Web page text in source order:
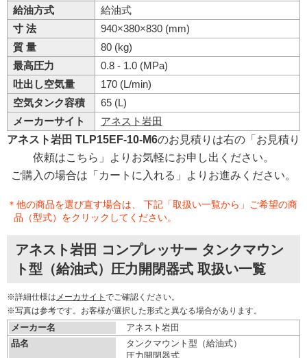
給油方式
給油式
寸 法
940×380×830 (mm)
質 量
80 (kg)
最高圧力
0.8 - 1.0 (MPa)
吐出し空気量
170 (L/min)
空気タンク容積
65 (L)
メーカーサイト
アネスト岩田
アネスト岩田 TLP15EF-10-M6のお見積りは右の「お見積り
依頼はこちら」よりお気軽にお申し出ください。
ご購入の場合は「カートに入れる」よりお進みください。
＊他の商品を選び直す場合は、 下記「取扱い一覧から」ご希望の商
品（型式）をクリックしてください。
アネスト岩田 コンプレッサー タンクマウン
ト型（給油式）圧力開閉器式 取扱い一覧
※詳細仕様は メーカサイト でご確認ください。
※写真は参考です。お客様が選択した形式と異なる場合があります。
メーカー名
アネスト岩田
品名
タンクマウント型（給油式）
圧力開閉器式